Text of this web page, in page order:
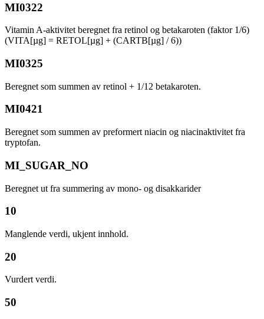
MI0322
Vitamin A-aktivitet beregnet fra retinol og betakaroten (faktor 1/6)
(VITA[µg] = RETOL[µg] + (CARTB[µg] / 6))
MI0325
Beregnet som summen av retinol + 1/12 betakaroten.
MI0421
Beregnet som summen av preformert niacin og niacinaktivitet fra
tryptofan.
MI_SUGAR_NO
Beregnet ut fra summering av mono- og disakkarider
10
Manglende verdi, ukjent innhold.
20
Vurdert verdi.
50